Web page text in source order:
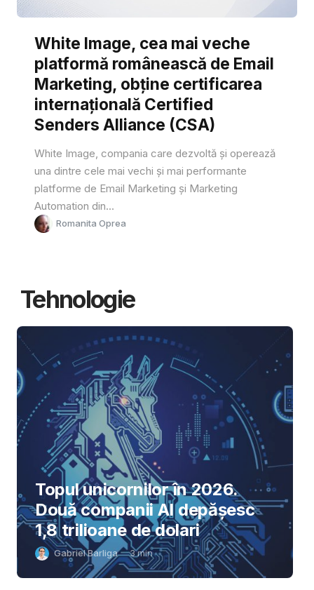
White Image, cea mai veche
platformă românească de Email
Marketing, obține certificarea
internațională Certified
Senders Alliance (CSA)
White Image, compania care dezvoltă și operează
una dintre cele mai vechi și mai performante
platforme de Email Marketing și Marketing
Automation din...
Romanita Oprea
Tehnologie
Topul unicornilor în 2026.
Două companii AI depășesc
1,8 trilioane de dolari
Gabriel Barliga 3min